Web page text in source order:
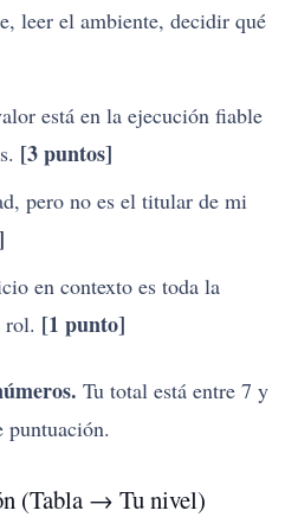
leer el ambiente, decidir qué
está en la ejecución fiable
[3 puntos]
pero no es el titular de mi
en contexto es toda la
rol. [1 punto]
Tu total está entre 7 y
puntuación.
(Tabla → Tu nivel)